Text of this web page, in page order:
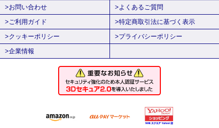
>お問い合わせ
>よくあるご質問
>ご利用ガイド
>特定商取引法に基づく表示
>クッキーポリシー
>プライバシーポリシー
>企業情報